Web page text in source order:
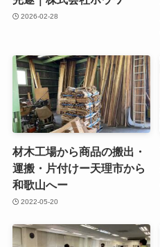
2026-02-28
材木工場から商品の搬出・
運搬・片付けー天理市から
和歌山へー
2022-05-20